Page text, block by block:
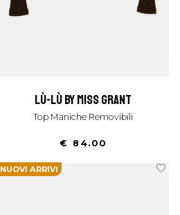
lù-lù by miss grant
Top Maniche Removibili
€ 84.00
NUOVI ARRIVI